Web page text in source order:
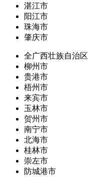
湛江市
阳江市
珠海市
肇庆市
全广西壮族自治区
柳州市
贵港市
梧州市
来宾市
玉林市
贺州市
南宁市
北海市
桂林市
崇左市
防城港市